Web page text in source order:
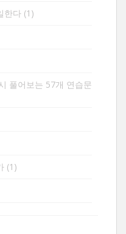
한다 (1)
풀어보는 57개 연습문
(1)